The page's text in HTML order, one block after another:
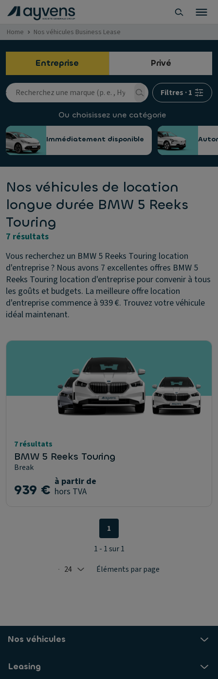
Home Nos véhicules Business Lease
Entreprise Privé
Filtres ·1
Ou choisissez une catégorie
Immédiatement disponible
Nos véhicules de location
longue durée BMW 5 Reeks
Touring
7 résultats
Vous recherchez un BMW 5 Reeks Touring location
d'entreprise ? Nous avons 7 excellentes offres BMW 5
Reeks Touring location d'entreprise pour convenir à tous
les goûts et budgets. La meilleure offre location
d'entreprise commence à 939 €. Trouvez votre véhicule
idéal maintenant.
7 résultats
BMW 5 Reeks Touring
Break
939 € à partir de
hors TVA
Selected: 24
24 Éléments par page
1
1 - 1 sur 1
Nos véhicules
Leasing